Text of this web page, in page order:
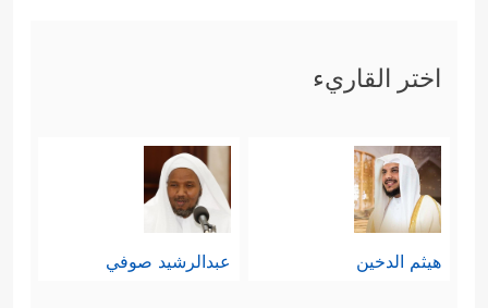
النسخ في آيات القرآن الكريم نفسها،
يقتَضِيها التدرُّج في التشريع.
لكنَّ السياق القرآني يوحي بمعنى آخر
قد يكون هو الأقرب والأنسب؛ فالآيات
اختر القاريء
هيثم الدخين عبدالرشيد صوفي